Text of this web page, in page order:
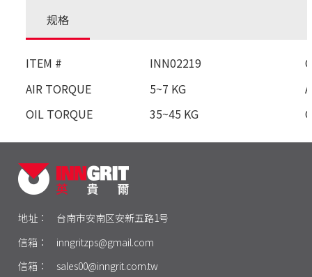
规格
ITEM # INN02219
AIR TORQUE
5~7 KG
OIL TORQUE
35~45 KG
地址：
台南市安南区安新五路1号
信箱：
inngritzps@gmail.com
信箱：
sales00@inngrit.com.tw